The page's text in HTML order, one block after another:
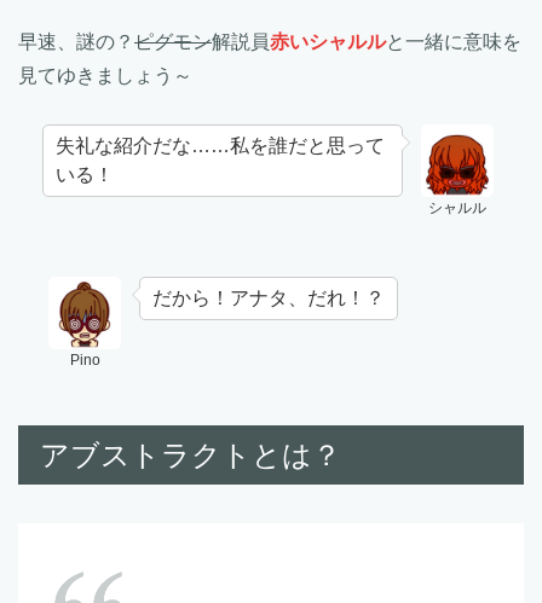
早速、謎の？ ピグモン解説員赤いシャルルと一緒に意味を
見てゆきましょう～
シャルル
失礼な紹介だな……私を誰だと思って
いる！
Pino
だから！アナタ、だれ！？
アブストラクトとは？